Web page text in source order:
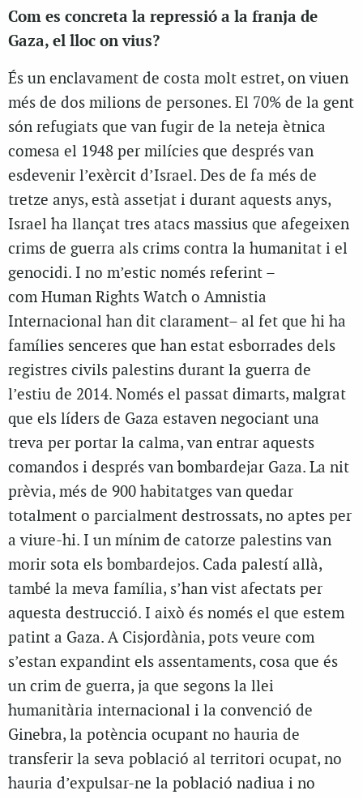
Com es concreta la repressió a la franja de
Gaza, el lloc on vius?
És un enclavament de costa molt estret, on viuen
més de dos milions de persones. El 70% de la gent
són refugiats que van fugir de la neteja ètnica
comesa el 1948 per milícies que després van
esdevenir l’exèrcit d’Israel. Des de fa més de
tretze anys, està assetjat i durant aquests anys,
Israel ha llançat tres atacs massius que afegeixen
crims de guerra als crims contra la humanitat i el
genocidi. I no m’estic només referint –
com Human Rights Watch o Amnistia
Internacional han dit clarament– al fet que hi ha
famílies senceres que han estat esborrades dels
registres civils palestins durant la guerra de
l’estiu de 2014. Només el passat dimarts, malgrat
que els líders de Gaza estaven negociant una
treva per portar la calma, van entrar aquests
comandos i després van bombardejar Gaza. La nit
prèvia, més de 900 habitatges van quedar
totalment o parcialment destrossats, no aptes per
a viure-hi. I un mínim de catorze palestins van
morir sota els bombardejos. Cada palestí allà,
també la meva família, s’han vist afectats per
aquesta destrucció. I això és només el que estem
patint a Gaza. A Cisjordània, pots veure com
s’estan expandint els assentaments, cosa que és
un crim de guerra, ja que segons la llei
humanitària internacional i la convenció de
Ginebra, la potència ocupant no hauria de
transferir la seva població al territori ocupat, no
hauria d’expulsar-ne la població nadiua i no